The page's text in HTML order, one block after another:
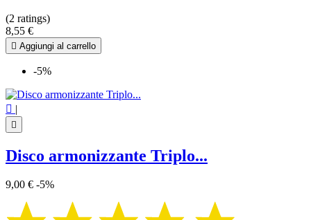
(2 ratings)
8,55 €
 Aggiungi al carrello
-5%
 |

Disco armonizzante Triplo...
9,00 € -5%